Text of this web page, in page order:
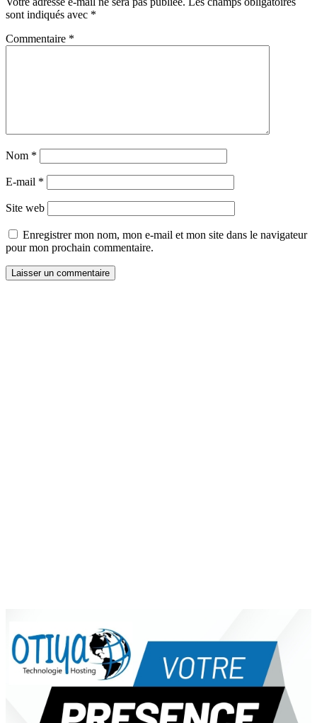
sont indiqués avec *
Commentaire *
Nom *
E-mail *
Site web
Enregistrer mon nom, mon e-mail et mon site dans le navigateur
pour mon prochain commentaire.